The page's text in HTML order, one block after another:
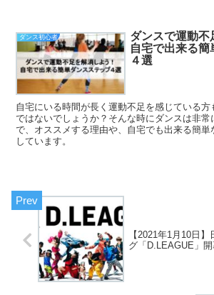
ダンス初心者
ダンスで運動不
自宅で出来る
４選
自宅にいる時間が長く運動不足を感じている
ではないでしょうか？そんな時にダンスは非常
で、オススメする理由や、自宅でも出来る簡
しています。
【2021年1月10日
グ「D.LEAGUE」